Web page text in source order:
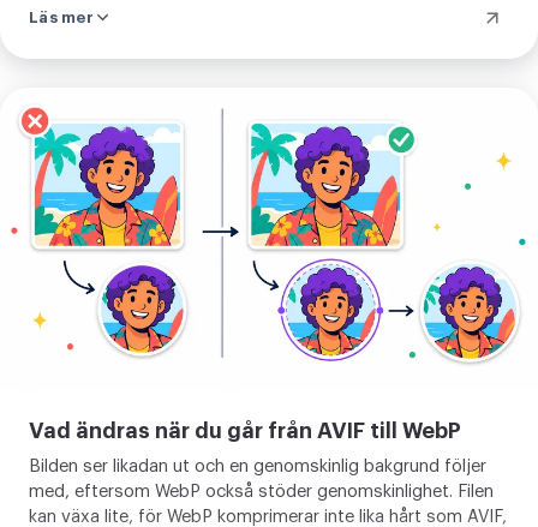
Läs mer
Ladda
upp
Vad ändras när du går från AVIF till WebP
Bilden ser likadan ut och en genomskinlig bakgrund följer
med, eftersom WebP också stöder genomskinlighet. Filen
kan växa lite, för WebP komprimerar inte lika hårt som AVIF,